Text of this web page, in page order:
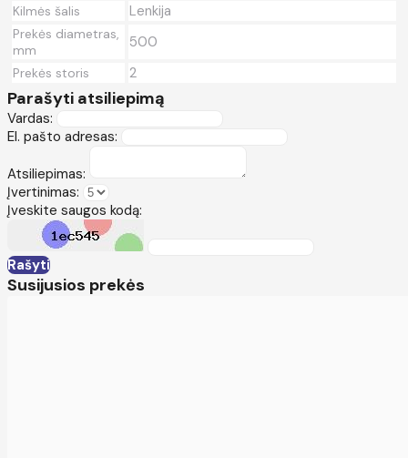
Kilmės šalis
Lenkija
Prekės diametras,
mm
500
Prekės storis 2
Parašyti atsiliepimą
Vardas:
El. pašto adresas:
Atsiliepimas:
Įvertinimas:
Įveskite saugos kodą:
Rašyti
Susijusios prekės